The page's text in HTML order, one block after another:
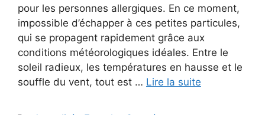
pour les personnes allergiques. En ce moment,
impossible d’échapper à ces petites particules,
qui se propagent rapidement grâce aux
conditions météorologiques idéales. Entre le
soleil radieux, les températures en hausse et le
souffle du vent, tout est … Lire la suite